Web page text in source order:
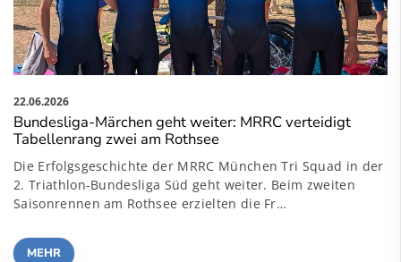
22.06.2026
Bundesliga-Märchen geht weiter: MRRC verteidigt
Tabellenrang zwei am Rothsee
Die Erfolgsgeschichte der MRRC München Tri Squad in der
2. Triathlon-Bundesliga Süd geht weiter. Beim zweiten
Saisonrennen am Rothsee erzielten die Fr…
MEHR